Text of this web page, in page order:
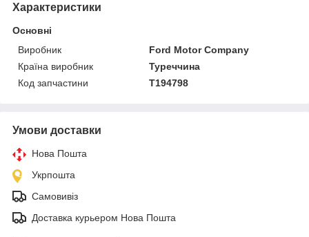
Характеристики
Основні
Виробник
Ford Motor Company
Країна виробник
Туреччина
Код запчастини
T194798
Умови доставки
Нова Пошта
Укрпошта
Самовивіз
Доставка курьером Нова Пошта